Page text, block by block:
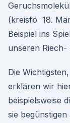
(kreisfö 18.
Beispiel ins
unseren Riech-
Die
erklären wir
beispielsweise
sie begünstigen